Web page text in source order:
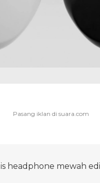
headphone mewah